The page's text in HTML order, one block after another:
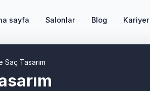
sayfa Salonlar Blog Kariyer
Saç Tasarım